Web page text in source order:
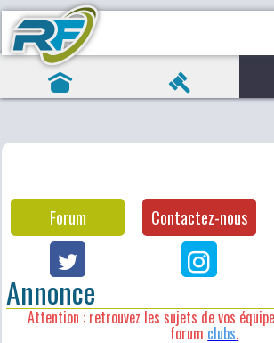
Forum Contactez-nous
Annonce
Attention : retrouvez les sujets de vos
forum clubs.